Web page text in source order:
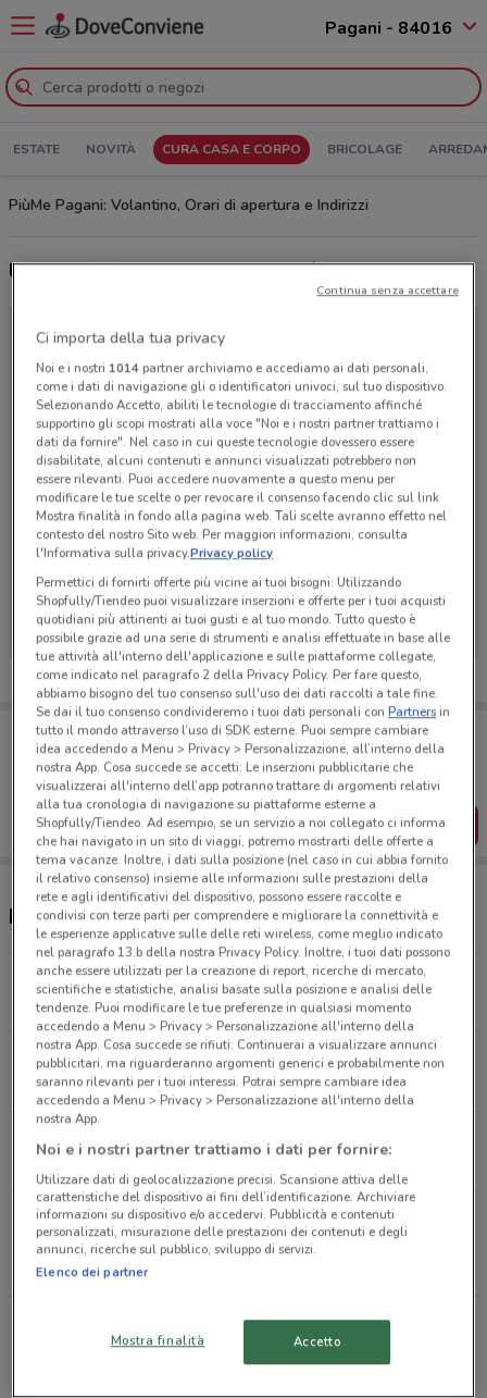
Pagani - 84016
ESTATE NOVITÀ CURA CASA E CORPO BRICOLAGE
PiùMe Pagani: Volantino, Orari di apertura e Indirizzi
Ultime offerte del volantino PiùMe
Ci dispiace, al momento non abbiamo pubblicato
volantini nella tua zona. Riprova più tardi.
Porta DoveConviene sempre con te!
Puoi trovare le migliori offerte dei negozi vicino a te,
salvarle e creare la tua lista del risparmio, comodamente
dal tuo cellulare.
SCARICA L’APP
Negozi PiùMe a Pagani
Via San Leonardo, 176 Napoli
15.6 km
APERTO
VIA SANTA MARGHERITA 11 Pastena
17.8 km
APERTO
Piazza Della Repubblica, 30/32/34 Piano Di
Sorrento
21.6 km
APERTO
Piazza Della Repubblica, 30/32/34 Piano Di
Sorrento
Ci importa della tua privacy
Noi e i nostri 1014partner archiviamo e accediamo ai dati personali,
come i dati di navigazione gli o identificatori univoci, sul tuo dispositivo.
Selezionando Accetto, abiliti le tecnologie di tracciamento affinché
supportino gli scopi mostrati alla voce "Noi e i nostri partner trattiamo i
dati da fornire". Nel caso in cui queste tecnologie dovessero essere
disabilitate, alcuni contenuti e annunci visualizzati potrebbero non
essere rilevanti. Puoi accedere nuovamente a questo menu per
modificare le tue scelte o per revocare il consenso facendo clic sul link
Mostra finalità in fondo alla pagina web. Tali scelte avranno effetto nel
contesto del nostro Sito web. Per maggiori informazioni, consulta
l'Informativa sulla privacy.Privacy policy
Permettici di fornirti offerte più vicine ai tuoi bisogni: Utilizzando
Shopfully/Tiendeo puoi visualizzare inserzioni e offerte per i tuoi acquisti
quotidiani più attinenti ai tuoi gusti e al tuo mondo. Tutto questo è
possibile grazie ad una serie di strumenti e analisi effettuate in base alle
tue attività all'interno dell'applicazione e sulle piattaforme collegate,
come indicato nel paragrafo 2 della Privacy Policy. Per fare questo,
abbiamo bisogno del tuo consenso sull'uso dei dati raccolti a tale fine.
Se dai il tuo consenso condivideremo i tuoi dati personali conPartnersin
tutto il mondo attraverso l’uso di SDK esterne. Puoi sempre cambiare
idea accedendo a Menu > Privacy > Personalizzazione, all’interno della
nostra App. Cosa succede se accetti: Le inserzioni pubblicitarie che
visualizzerai all'interno dell’app potranno trattare di argomenti relativi
alla tua cronologia di navigazione su piattaforme esterne a
Shopfully/Tiendeo. Ad esempio, se un servizio a noi collegato ci informa
che hai navigato in un sito di viaggi, potremo mostrarti delle offerte a
tema vacanze. Inoltre, i dati sulla posizione (nel caso in cui abbia fornito
il relativo consenso) insieme alle informazioni sulle prestazioni della
rete e agli identificativi del dispositivo, possono essere raccolte e
condivisi con terze parti per comprendere e migliorare la connettività e
le esperienze applicative sulle delle reti wireless, come meglio indicato
nel paragrafo 13.b della nostra Privacy Policy. Inoltre, i tuoi dati possono
anche essere utilizzati per la creazione di report, ricerche di mercato,
scientifiche e statistiche, analisi basate sulla posizione e analisi delle
tendenze. Puoi modificare le tue preferenze in qualsiasi momento
accedendo a Menu > Privacy > Personalizzazione all'interno della
nostra App. Cosa succede se rifiuti: Continuerai a visualizzare annunci
pubblicitari, ma riguarderanno argomenti generici e probabilmente non
saranno rilevanti per i tuoi interessi. Potrai sempre cambiare idea
accedendo a Menu > Privacy > Personalizzazione all'interno della
nostra App.
Noi e i nostri partner trattiamo i dati per fornire:
Utilizzare dati di geolocalizzazione precisi. Scansione attiva delle
caratteristiche del dispositivo ai fini dell’identificazione. Archiviare
informazioni su dispositivo e/o accedervi. Pubblicità e contenuti
personalizzati, misurazione delle prestazioni dei contenuti e degli
annunci, ricerche sul pubblico, sviluppo di servizi.
Elenco dei partner
Mostra finalità Accetto
Continua senza accettare